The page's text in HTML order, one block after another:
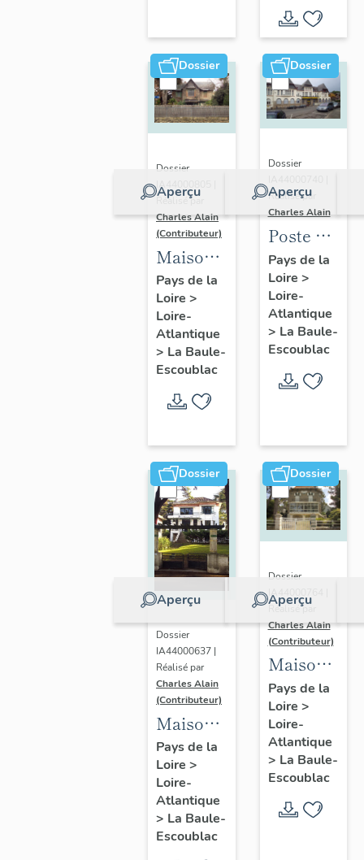
du
Maréchal-
Joffre
Dossier
Aperçu
Dossier
IA44000805 |
Réalisé par
Charles Alain
(Contributeur)
Maison
dite villa
balnéaire
Nam Ky,
139
avenue
du
Maréchal-
Lattre-
de-
Tassigny
Pays de la
Loire >
Loire-
Atlantique
> La Baule-
Escoublac
Dossier
Aperçu
Dossier
Réalisé par
Charles Alain
Poste de
la Baule-
Escoublac,
place de
la
Victoire
Pays de la
Loire >
Loire-
Atlantique
> La Baule-
Escoublac
Dossier
Aperçu
Dossier
IA44000637 |
Réalisé par
Charles Alain
(Contributeur)
Maison
dite villa
balnéaire
Les
Peupliers,
23
Pays de la
Loire >
Loire-
Atlantique
> La Baule-
Escoublac
Dossier
Aperçu
Dossier
IA44000764 |
Réalisé par
Charles Alain
(Contributeur)
Maison
dite villa
balnéaire
Gazonette
puis
Romance,
avenue
Pays de la
Loire >
Loire-
Atlantique
> La Baule-
Escoublac